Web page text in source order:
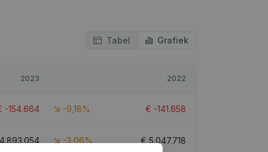
Tabel Grafiek
2023 2022
-154.664 -9,18% € -141.658
4.893.054 -3,06% € 5.047.718